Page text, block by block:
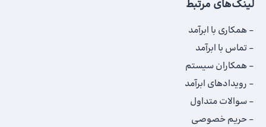
لینک‌های مرتبط
همکاری با ابرآمد
تماس با ابرآمد
همکاران سیستم
رویدادهای ابرآمد
سوالات متداول
حریم خصوصی